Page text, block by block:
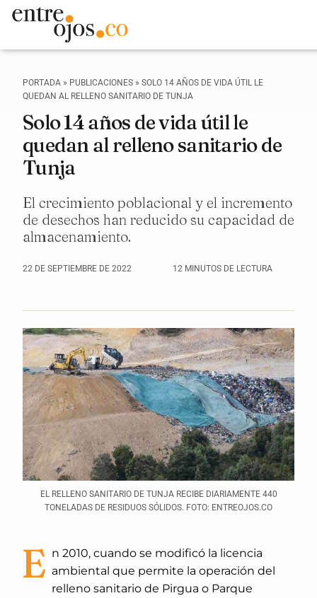
PORTADA » PUBLICACIONES » SOLO 14 AÑOS DE VIDA ÚTIL LE
QUEDAN AL RELLENO SANITARIO DE TUNJA
Solo 14 años de vida útil le
quedan al relleno sanitario de
Tunja
El crecimiento poblacional y el incremento
de desechos han reducido su capacidad de
almacenamiento.
22 DE SEPTIEMBRE DE 2022 12 MINUTOS DE LECTURA
EL RELLENO SANITARIO DE TUNJA RECIBE DIARIAMENTE 440
TONELADAS DE RESIDUOS SÓLIDOS. FOTO: ENTREOJOS.CO
E n 2010, cuando se modificó la licencia
ambiental que permite la operación del
relleno sanitario de Pirgua o Parque